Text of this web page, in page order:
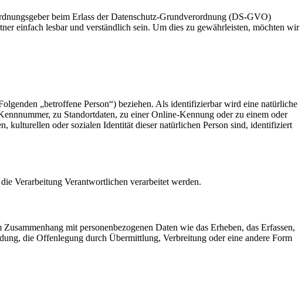
beim Erlass der Datenschutz-Grundverordnung (DS-GVO)
einfach lesbar und verständlich sein. Um dies zu gewährleisten, möchten wir
„betroffene Person“) beziehen. Als identifizierbar wird eine natürliche
zu Standortdaten, zu einer Online-Kennung oder zu einem oder
kulturellen oder sozialen Identität dieser natürlichen Person sind, identifiziert
Verarbeitung Verantwortlichen verarbeitet werden.
mit personenbezogenen Daten wie das Erheben, das Erfassen,
die Offenlegung durch Übermittlung, Verbreitung oder eine andere Form